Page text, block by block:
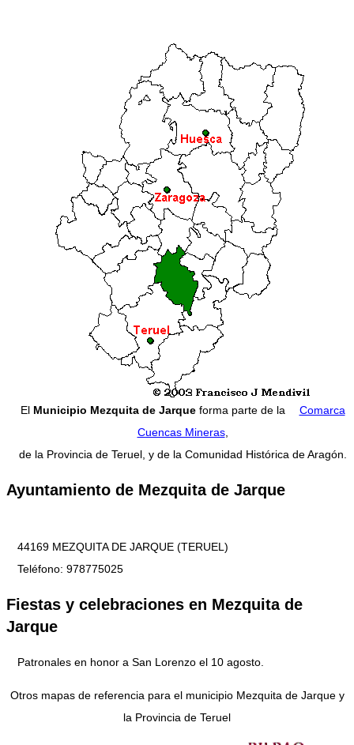
El Municipio Mezquita de Jarqueforma parte de la
Comarca
Cuencas Mineras,
de la Provincia de Teruel, y de la Comunidad Histórica de Aragón.
Ayuntamiento de Mezquita de Jarque
44169 MEZQUITA DE JARQUE (TERUEL)
Teléfono: 978775025
Fiestas y celebraciones en Mezquita de
Jarque
Patronales en honor a San Lorenzo el 10 agosto.
Otros mapas de referencia para el municipio Mezquita de Jarque y
la Provincia de Teruel